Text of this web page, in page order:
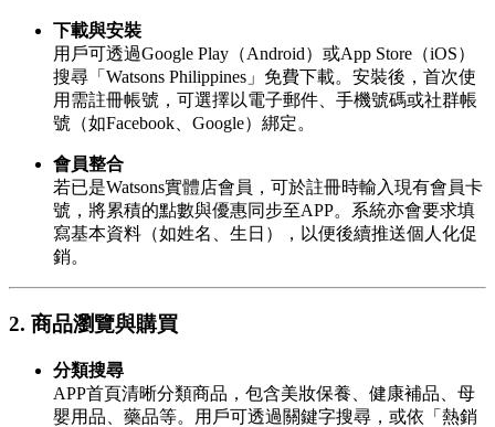
下載與安裝
用戶可透過Google Play（Android）或App Store（iOS）
搜尋「Watsons Philippines」免費下載。安裝後，首次使
用需註冊帳號，可選擇以電子郵件、手機號碼或社群帳
號（如Facebook、Google）綁定。
會員整合
若已是Watsons實體店會員，可於註冊時輸入現有會員卡
號，將累積的點數與優惠同步至APP。系統亦會要求填
寫基本資料（如姓名、生日），以便後續推送個人化促
銷。
2. 商品瀏覽與購買
分類搜尋
APP首頁清晰分類商品，包含美妝保養、健康補品、母
嬰用品、藥品等。用戶可透過關鍵字搜尋，或依「熱銷